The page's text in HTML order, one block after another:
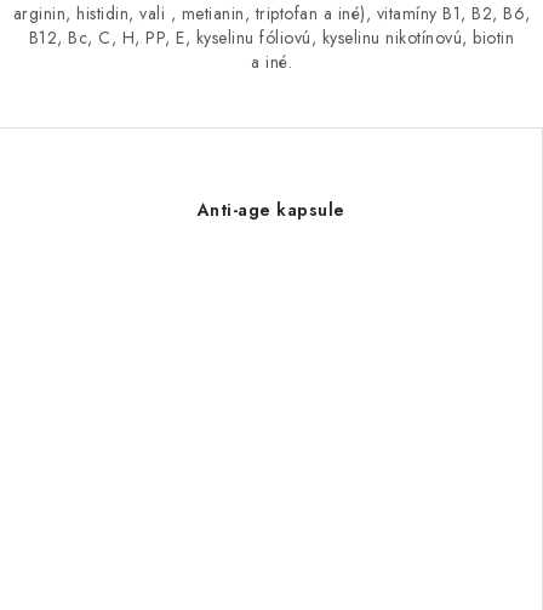
arginin, histidin, vali , metianin, triptofan a iné), vitamíny B1, B2, B6,
B12, Bc, C, H, PP, E, kyselinu fóliovú, kyselinu nikotínovú, biotin
a iné.
Anti-age kapsule